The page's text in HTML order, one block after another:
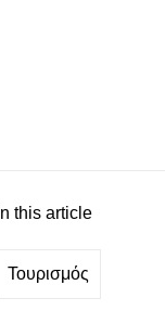
In this article
Τουρισμός